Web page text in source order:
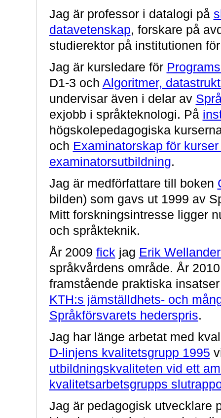
Jag är professor i datalogi på
datavetenskap, forskare på
studierektor på institutionen
Jag är kursledare för
D1-3 och Algoritmer,
undervisar även i delar av
exjobb i språkteknologi. På
högskolepedagogiska
och Examinatorskap för
examinatorsutbildning.
Jag är medförfattare till boken
bilden) som gavs ut 1999 av
Mitt forskningsintresse ligger
och språkteknik.
År 2009 fick jag Erik
språkvårdens område. År
framstående praktiska
KTH:s jämställdhets- och
Språkförsvarets hederspris.
Jag har länge arbetat med
D-linjens kvalitetsgrupp 1995
utbildningskvaliteten vid ett
kvalitetsarbetsgrupps
Jag är pedagogisk utvecklare